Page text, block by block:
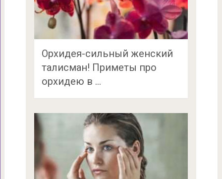
Орхидея-сильный женский
талисман! Приметы про
орхидею в …